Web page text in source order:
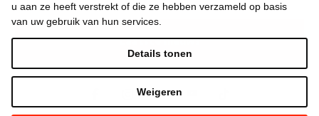
u aan ze heeft verstrekt of die ze hebben verzameld op basis
van uw gebruik van hun services.
Weigeren
Details tonen
Laatste nieuws